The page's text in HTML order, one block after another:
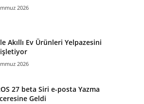
2026
Akıllı Ev Ürünleri Yelpazesini
2026
27 beta Siri e-posta Yazma
Geldi